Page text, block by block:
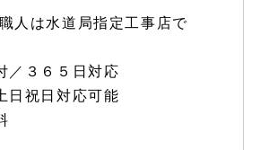
人は水道局指定工事店で
／３６５日対応
日祝日対応可能